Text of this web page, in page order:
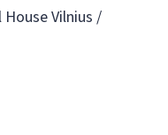
Vilnius /